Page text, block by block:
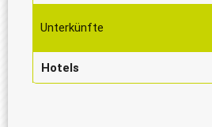
Unterkünfte
Hotels